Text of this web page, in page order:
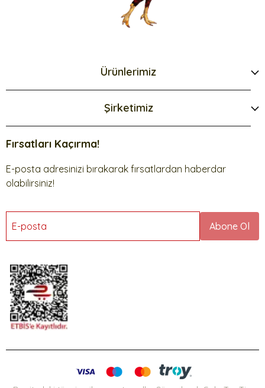
Ürünlerimiz
Şirketimiz
Fırsatları Kaçırma!
E-posta adresinizi bırakarak fırsatlardan haberdar
olabilirsiniz!
E-posta Abone Ol